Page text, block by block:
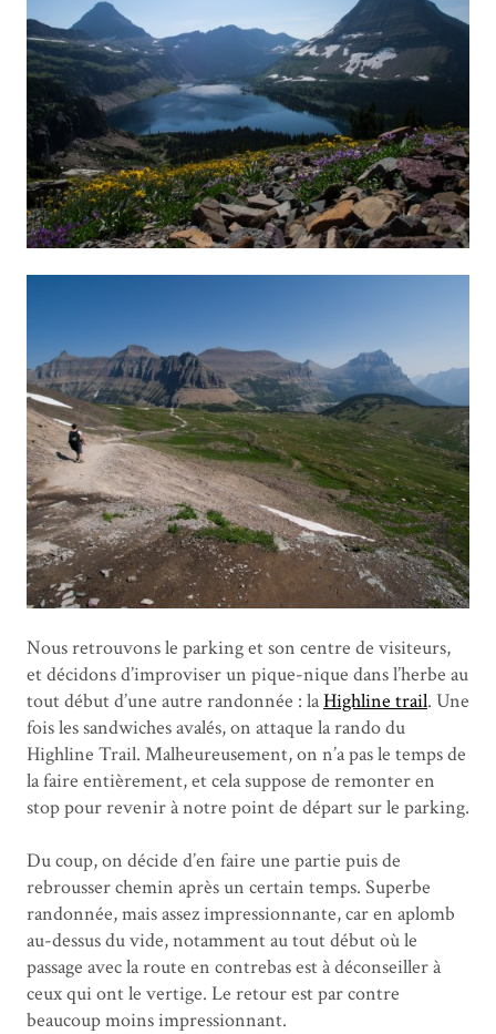
Nous retrouvons le parking et son centre de visiteurs,
et décidons d’improviser un pique-nique dans l’herbe au
tout début d’une autre randonnée : laHighline trail. Une
fois les sandwiches avalés, on attaque la rando du
Highline Trail. Malheureusement, on n’a pas le temps de
la faire entièrement, et cela suppose de remonter en
stop pour revenir à notre point de départ sur le parking.
Du coup, on décide d’en faire une partie puis de
rebrousser chemin après un certain temps. Superbe
randonnée, mais assez impressionnante, car en aplomb
au-dessus du vide, notamment au tout début où le
passage avec la route en contrebas est à déconseiller à
ceux qui ont le vertige. Le retour est par contre
beaucoup moins impressionnant.